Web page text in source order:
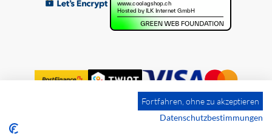
Fortfahren, ohne zu akzeptieren
Datenschutzbestimmungen